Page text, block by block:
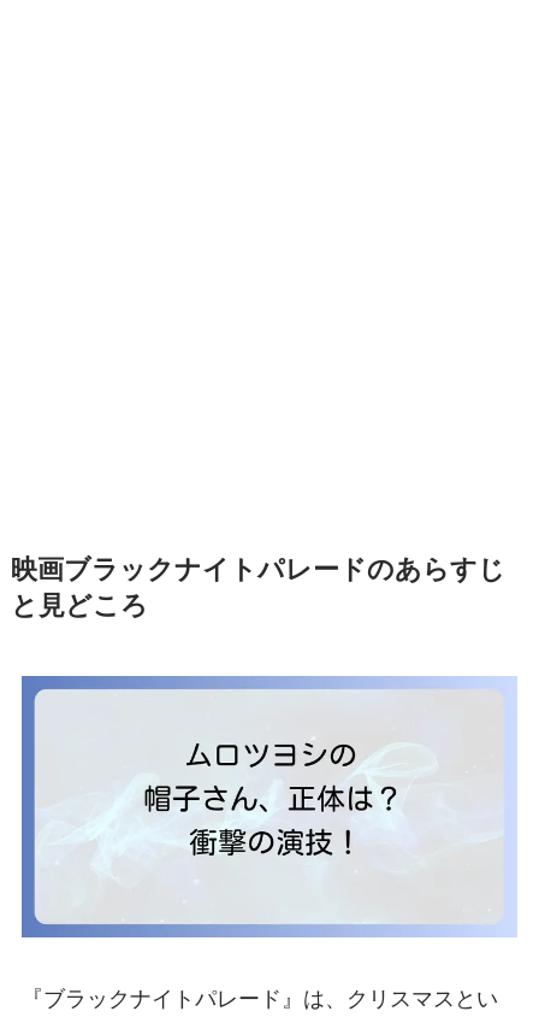
映画ブラックナイトパレードのあらすじ
と見どころ
『ブラックナイトパレード』は、クリスマスとい